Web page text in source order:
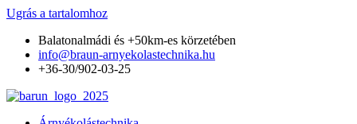
Ugrás a tartalomhoz
Balatonalmádi és +50km-es körzetében
info@braun-arnyekolastechnika.hu
+36-30/902-03-25